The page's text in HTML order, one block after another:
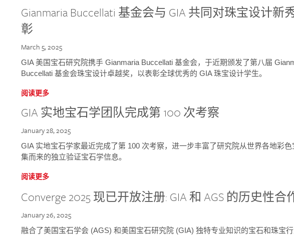
Gianmaria Buccellati 基金会与 GIA 共同对珠宝设计新
彰
March 5, 2025
GIA 美国宝石研究院携手 Gianmaria Buccellati 基金会，于近期颁发了第八届
Buccellati 基金会珠宝设计卓越奖，以表彰全球优秀的 GIA 珠宝设计学生。
阅读更多
GIA 实地宝石学团队完成第 100 次考察
January 28, 2025
GIA 实地宝石学家最近完成了第 100 次考察，进一步丰富了研究院从世界各地彩
集而来的独立验证宝石学信息。
阅读更多
Converge 2025 现已开放注册: GIA 和 AGS 的历史性合
January 26, 2025
融合了美国宝石学会 (AGS) 和美国宝石研究院 (GIA) 独特专业知识的宝石和珠宝